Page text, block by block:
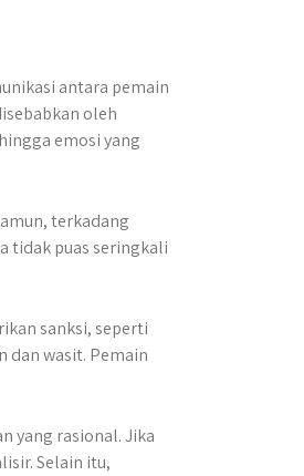
antara pemain
oleh
emosi yang
terkadang
tidak puas seringkali
sanksi, seperti
dan wasit. Pemain
yang rasional. Jika
Selain itu,